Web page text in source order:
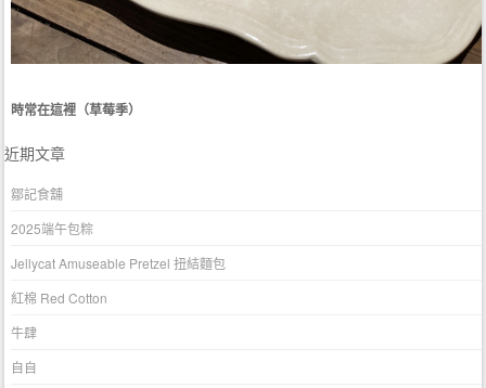
時常在這裡（草莓季）
近期文章
鄒記食舖
2025端午包粽
Jellycat Amuseable Pretzel 扭結麵包
紅棉 Red Cotton
牛肆
自自